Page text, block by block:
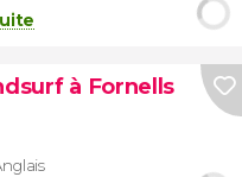
à Fornells